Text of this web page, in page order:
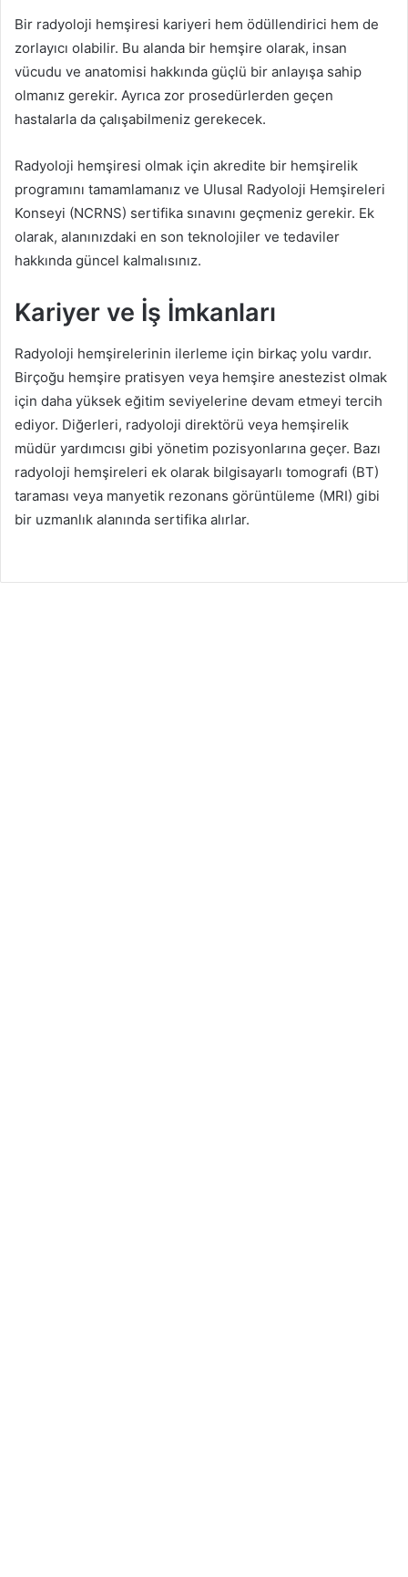
Bir radyoloji hemşiresi kariyeri hem ödüllendirici hem de
zorlayıcı olabilir. Bu alanda bir hemşire olarak, insan
vücudu ve anatomisi hakkında güçlü bir anlayışa sahip
olmanız gerekir. Ayrıca zor prosedürlerden geçen
hastalarla da çalışabilmeniz gerekecek.
Radyoloji hemşiresi olmak için akredite bir hemşirelik
programını tamamlamanız ve Ulusal Radyoloji Hemşireleri
Konseyi (NCRNS) sertifika sınavını geçmeniz gerekir. Ek
olarak, alanınızdaki en son teknolojiler ve tedaviler
hakkında güncel kalmalısınız.
Kariyer ve İş İmkanları
Radyoloji hemşirelerinin ilerleme için birkaç yolu vardır.
Birçoğu hemşire pratisyen veya hemşire anestezist olmak
için daha yüksek eğitim seviyelerine devam etmeyi tercih
ediyor. Diğerleri, radyoloji direktörü veya hemşirelik
müdür yardımcısı gibi yönetim pozisyonlarına geçer. Bazı
radyoloji hemşireleri ek olarak bilgisayarlı tomografi (BT)
taraması veya manyetik rezonans görüntüleme (MRI) gibi
bir uzmanlık alanında sertifika alırlar.